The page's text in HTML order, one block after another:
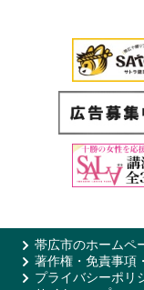
帯広市のホームペ
著作権・免責事項
プライバシーポリ